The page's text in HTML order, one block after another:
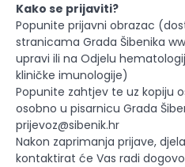
Kako se prijaviti?
Popunite prijavni obrazac
stranicama Grada Šibenika
upravi ili na Odjelu
kliničke imunologije)
Popunite zahtjev te uz kopiju
osobno u pisarnicu Grada
prijevoz@sibenik.hr
Nakon zaprimanja prijave,
kontaktirat će Vas radi